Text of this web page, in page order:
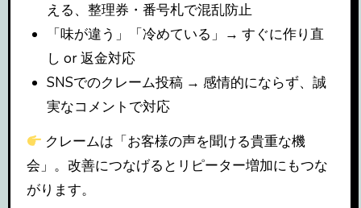
える、整理券・番号札で混乱防止
「味が違う」「冷めている」→ すぐに作り直
し or 返金対応
SNSでのクレーム投稿 → 感情的にならず、誠
実なコメントで対応
クレームは「お客様の声を聞ける貴重な機
会」。改善につなげるとリピーター増加にもつな
がります。